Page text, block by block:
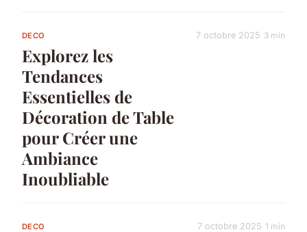
DECO
Explorez les
Tendances
Essentielles de
Décoration de Table
pour Créer une
Ambiance
Inoubliable
7 octobre 2025 3 min
DECO 7 octobre 2025 1 min